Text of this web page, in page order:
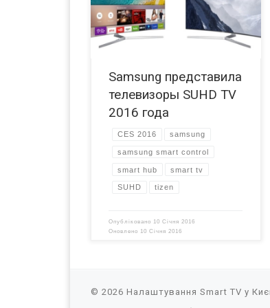
устройствах используются дисплеи
на базе технологии квантовых точек,
что призвано обеспечить высокое
качество изображения. При этом
изогнутой и выполнена в
безрамочном дизайне. В новых
телевизорах Samsung SUHD TV
реализована поддержка HDR, […]
Samsung представила
телевизоры SUHD TV
2016 года
CES 2016 samsung
samsung smart control
smart hub smart tv
SUHD tizen
Опубліковано 10 Січня 2016
Оновлено 10 Січня 2016
© 2026 Налаштування Smart TV у